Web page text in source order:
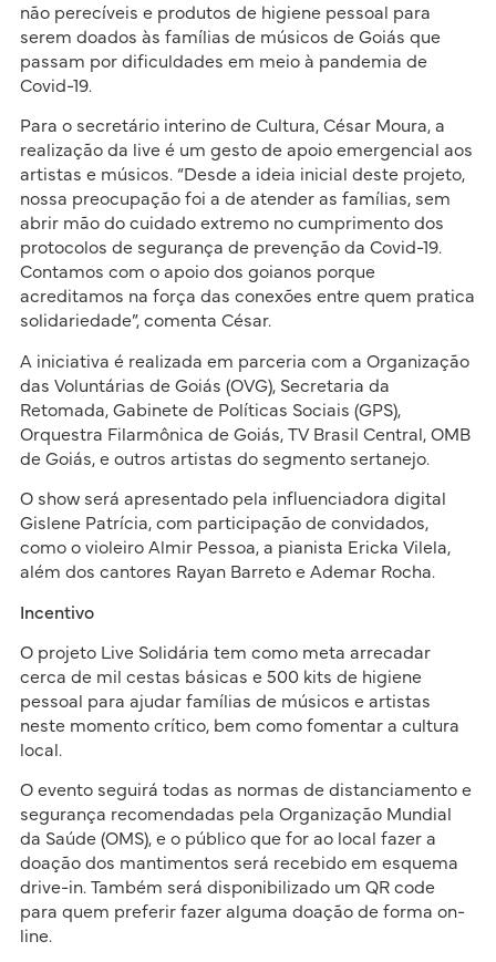
não perecíveis e produtos de higiene pessoal para
serem doados às famílias de músicos de Goiás que
passam por dificuldades em meio à pandemia de
Covid-19.
Para o secretário interino de Cultura, César Moura, a
realização da live é um gesto de apoio emergencial aos
artistas e músicos. “Desde a ideia inicial deste projeto,
nossa preocupação foi a de atender as famílias, sem
abrir mão do cuidado extremo no cumprimento dos
protocolos de segurança de prevenção da Covid-19.
Contamos com o apoio dos goianos porque
acreditamos na força das conexões entre quem pratica
solidariedade”, comenta César.
A iniciativa é realizada em parceria com a Organização
das Voluntárias de Goiás (OVG), Secretaria da
Retomada, Gabinete de Políticas Sociais (GPS),
Orquestra Filarmônica de Goiás, TV Brasil Central, OMB
de Goiás, e outros artistas do segmento sertanejo.
O show será apresentado pela influenciadora digital
Gislene Patrícia, com participação de convidados,
como o violeiro Almir Pessoa, a pianista Ericka Vilela,
além dos cantores Rayan Barreto e Ademar Rocha.
Incentivo
O projeto Live Solidária tem como meta arrecadar
cerca de mil cestas básicas e 500 kits de higiene
pessoal para ajudar famílias de músicos e artistas
neste momento crítico, bem como fomentar a cultura
local.
O evento seguirá todas as normas de distanciamento e
segurança recomendadas pela Organização Mundial
da Saúde (OMS), e o público que for ao local fazer a
doação dos mantimentos será recebido em esquema
drive-in. Também será disponibilizado um QR code
para quem preferir fazer alguma doação de forma on-
line.